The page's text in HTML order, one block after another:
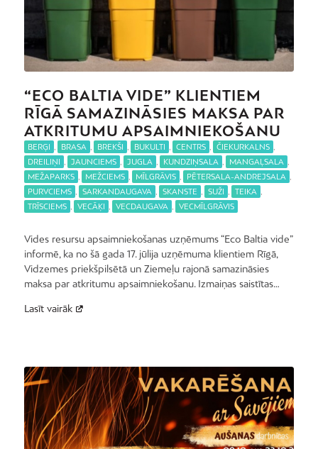
“ECO BALTIA VIDE” KLIENTIEM
RĪGĀ SAMAZINĀSIES MAKSA PAR
ATKRITUMU APSAIMNIEKOŠANU
BERĢI BRASA BREKŠI BUKULTI CENTRS ČIEKURKALNS
DREILIŅI
JAUNCIEMS JUGLA KUNDZIŅSALA MANGAĻSALA
MEŽAPARKS
MEŽCIEMS MĪLGRĀVIS PĒTERSALA-ANDREJSALA
PURVCIEMS
SARKANDAUGAVA SKANSTE SUŽI TEIKA
TRĪSCIEMS
VECĀĶI VECDAUGAVA VECMĪLGRĀVIS
Vides resursu apsaimniekošanas uzņēmums “Eco Baltia vide”
informē, ka no šā gada 17. jūlija uzņēmuma klientiem Rīgā,
Vidzemes priekšpilsētā un Ziemeļu rajonā samazināsies
maksa par atkritumu apsaimniekošanu. Izmaiņas saistītas…
Lasīt vairāk